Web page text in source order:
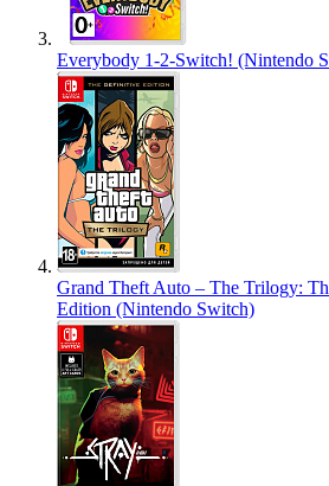
Everybody 1-2-Switch! (Nintendo
Grand Theft Auto – The Trilogy:
Edition (Nintendo Switch)